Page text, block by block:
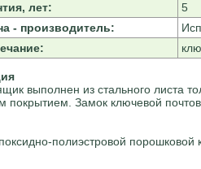
лет:
5
- производитель:
выполнен из стального листа
Замок ключевой
полиэстровой порошковой